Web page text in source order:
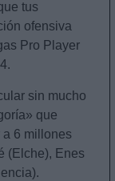
tus
ofensiva
Pro Player
sin mucho
que
6 millones
(Elche), Enes